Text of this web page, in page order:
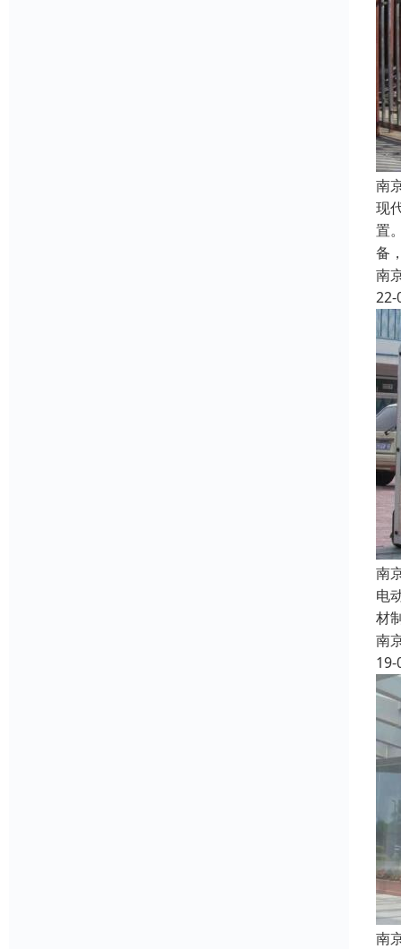
南
现
置
备
南
22-
南
电
材
南
19-
南